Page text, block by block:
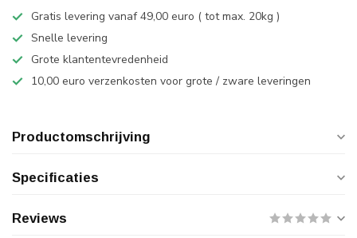
Gratis levering vanaf 49,00 euro ( tot max. 20kg )
Snelle levering
Grote klantentevredenheid
10,00 euro verzenkosten voor grote / zware leveringen
Productomschrijving
Specificaties
Reviews